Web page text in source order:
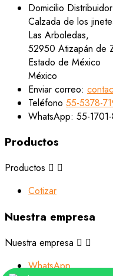
Domicilio
Calzada de los
Las Arboledas,
52950 Atizapán de
Estado de México
México
Enviar correo:
Teléfono 55-5378-
WhatsApp: 55-
Productos
Productos  
Cotizar
Nuestra empresa
Nuestra empresa  
WhatsApp